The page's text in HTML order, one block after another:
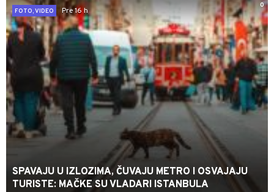
0
FOTO, VIDEO
Pre 16 h
SPAVAJU U IZLOZIMA, ČUVAJU METRO I OSVAJAJU
TURISTE: MAČKE SU VLADARI ISTANBULA